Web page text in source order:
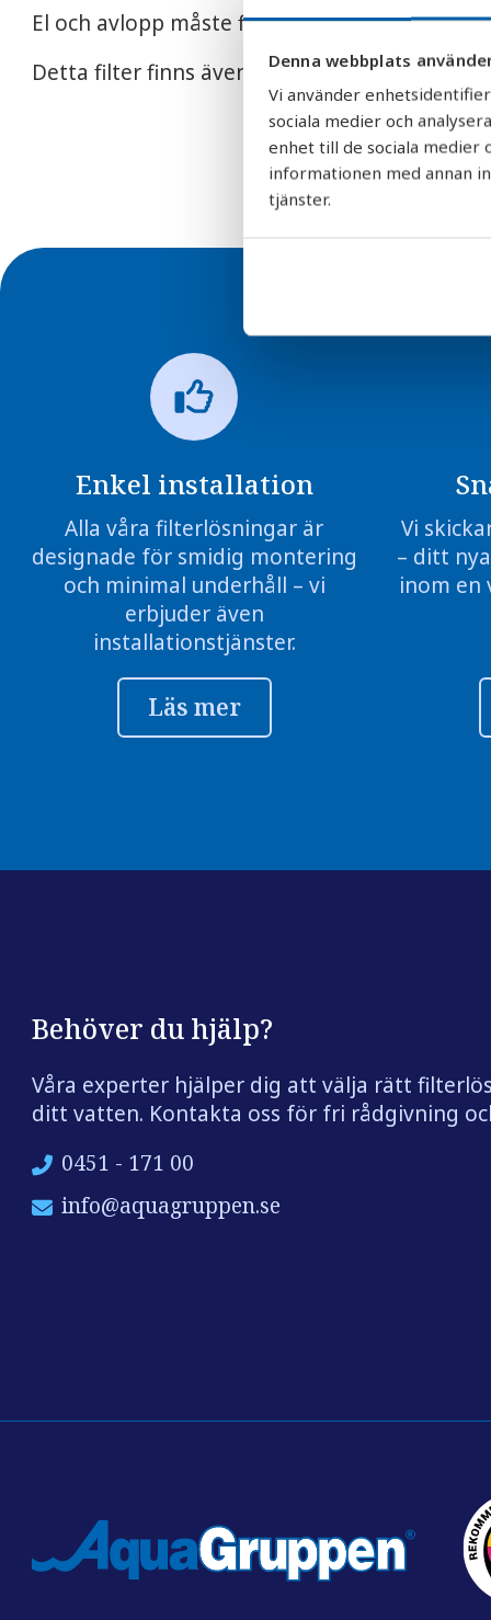
Denna webbplats
Vi använder
sociala medier och
enhet till de sociala medier
informationen med annan
tjänster.
El och avlopp måste finnas i nära anslutning
Detta filter finns även i större modeller.
Enkel installation
Alla våra filterlösningar är
designade för smidig montering
och minimal underhåll – vi
erbjuder även
installationstjänster.
Läs mer
Vi
– ditt
inom en
Behöver du hjälp?
Våra experter hjälper dig att välja rätt
ditt vatten. Kontakta oss för fri rådgivning
0451 - 171 00
info@aquagruppen.se